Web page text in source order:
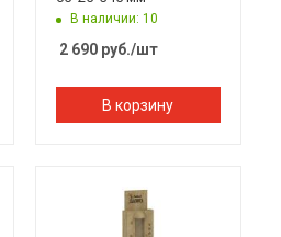
В наличии: 10
2 690руб./шт
В корзину